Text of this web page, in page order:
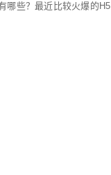
哪些？最近比较火爆的H5